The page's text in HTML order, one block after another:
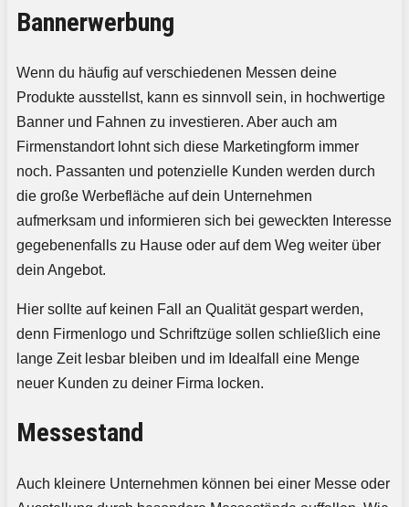
Bannerwerbung
Wenn du häufig auf verschiedenen Messen deine
Produkte ausstellst, kann es sinnvoll sein, in hochwertige
Banner und Fahnen zu investieren. Aber auch am
Firmenstandort lohnt sich diese Marketingform immer
noch. Passanten und potenzielle Kunden werden durch
die große Werbefläche auf dein Unternehmen
aufmerksam und informieren sich bei geweckten Interesse
gegebenenfalls zu Hause oder auf dem Weg weiter über
dein Angebot.
Hier sollte auf keinen Fall an Qualität gespart werden,
denn Firmenlogo und Schriftzüge sollen schließlich eine
lange Zeit lesbar bleiben und im Idealfall eine Menge
neuer Kunden zu deiner Firma locken.
Messestand
Auch kleinere Unternehmen können bei einer Messe oder